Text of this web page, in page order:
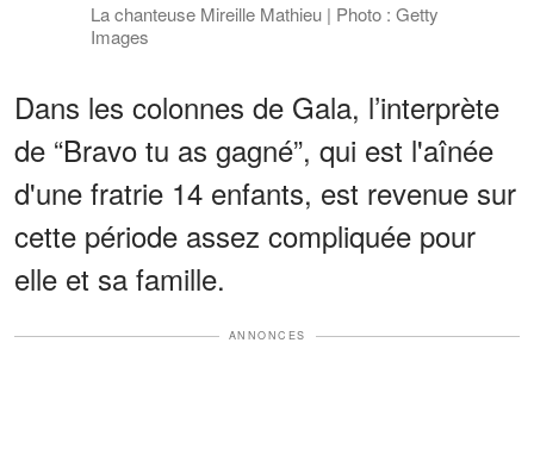
La chanteuse Mireille Mathieu | Photo : Getty
Images
Dans les colonnes de Gala, l’interprète
de “Bravo tu as gagné”, qui est l'aînée
d'une fratrie 14 enfants, est revenue sur
cette période assez compliquée pour
elle et sa famille.
ANNONCES